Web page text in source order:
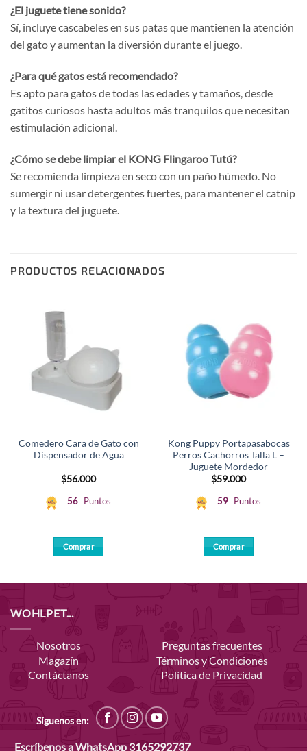
¿El juguete tiene sonido?
Sí, incluye cascabeles en sus patas que mantienen la atención
del gato y aumentan la diversión durante el juego.
¿Para qué gatos está recomendado?
Es apto para gatos de todas las edades y tamaños, desde
gatitos curiosos hasta adultos más tranquilos que necesitan
estimulación adicional.
¿Cómo se debe limpiar el KONG Flingaroo Tutú?
Se recomienda limpieza en seco con un paño húmedo. No
sumergir ni usar detergentes fuertes, para mantener el catnip
y la textura del juguete.
PRODUCTOS RELACIONADOS
Comedero Cara de Gato con
Dispensador de Agua
$56.000
56 Puntos
Comprar
Kong Puppy Portapasabocas
Perros Cachorros Talla L –
Juguete Mordedor
$59.000
59 Puntos
Comprar
opciones
se
pueden
WOHLPET...
Nosotros
Magazín
Contáctanos
Preguntas frecuentes
Términos y Condiciones
Política de Privacidad
Síguenos en:
Escríbenos a WhatsApp 3165292737